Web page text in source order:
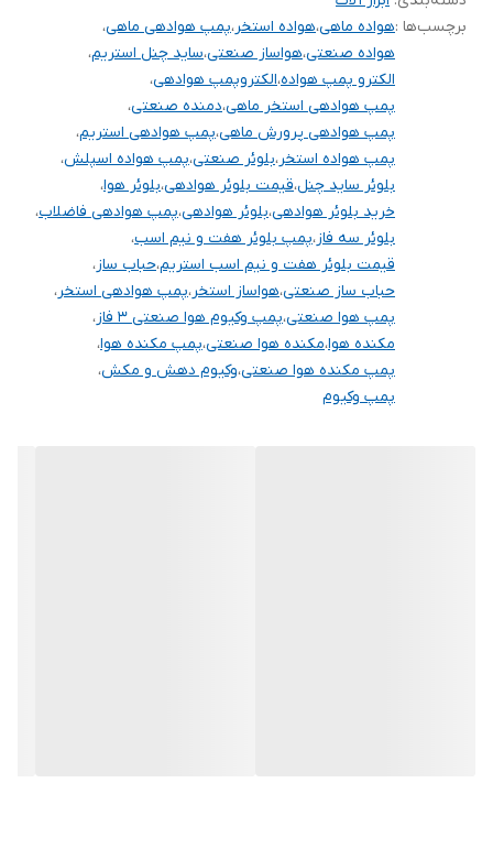
ولتاژ ۳۸۰
کشور سازنده چین ( مونتاژ ایران )
صنعت مقوا و کاغذ
برچسب‌ها :هواده ماهی،هواده استخر،پمپ هوادهی ماهی،
هواده صنعتی،هواساز صنعتی،ساید چنل استریم،
الکترو پمپ هواده،الکتروپمپ هوادهی،
پمپ هوادهی استخر ماهی،دمنده صنعتی،
پمپ هوادهی پرورش ماهی،پمپ هوادهی استریم،
پمپ هواده استخر،بلوئر صنعتی،پمپ هواده اسپلش،
بلوئر ساید چنل،قیمت بلوئر هوادهی،بلوئر هوا،
خرید بلوئر هوادهی،بلوئر هوادهی،پمپ هوادهی فاضلاب،
بلوئر سه فاز،پمپ بلوئر هفت و نیم اسب،
قیمت بلوئر هفت و نیم اسب استریم،حباب ساز،
حباب ساز صنعتی،هواساز استخر،پمپ هوادهی استخر،
پمپ هوا صنعتی،پمپ وکیوم هوا صنعتی 3 فاز
،
مکنده هوا،مکنده هوا صنعتی،پمپ مکنده هوا،
پمپ مکنده هوا صنعتی،وکیوم دهش و مکش،
پمپ وکیوم